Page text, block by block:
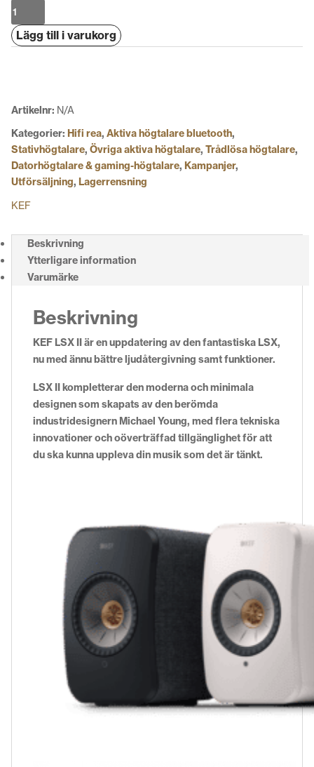
KEF
LSX
II Lägg till i varukorg
Artikelnr: N/A
Kategorier: Hifi rea, Aktiva högtalare bluetooth,
Stativhögtalare, Övriga aktiva högtalare, Trådlösa högtalare,
Datorhögtalare & gaming-högtalare, Kampanjer,
Utförsäljning, Lagerrensning
KEF
Beskrivning
Ytterligare information
Varumärke
Beskrivning
KEF LSX II är en uppdatering av den fantastiska LSX,
nu med ännu bättre ljudåtergivning samt funktioner.
LSX II kompletterar den moderna och minimala
designen som skapats av den berömda
industridesignern Michael Young, med flera tekniska
innovationer och oöverträffad tillgänglighet för att
du ska kunna uppleva din musik som det är tänkt.